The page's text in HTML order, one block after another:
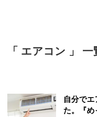
「 エアコン 」 一
自分で
た。『め